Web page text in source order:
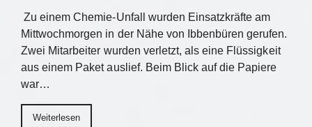
Zu einem Chemie-Unfall wurden Einsatzkräfte am
Mittwochmorgen in der Nähe von Ibbenbüren gerufen.
Zwei Mitarbeiter wurden verletzt, als eine Flüssigkeit
aus einem Paket auslief. Beim Blick auf die Papiere
war…
Weiterlesen